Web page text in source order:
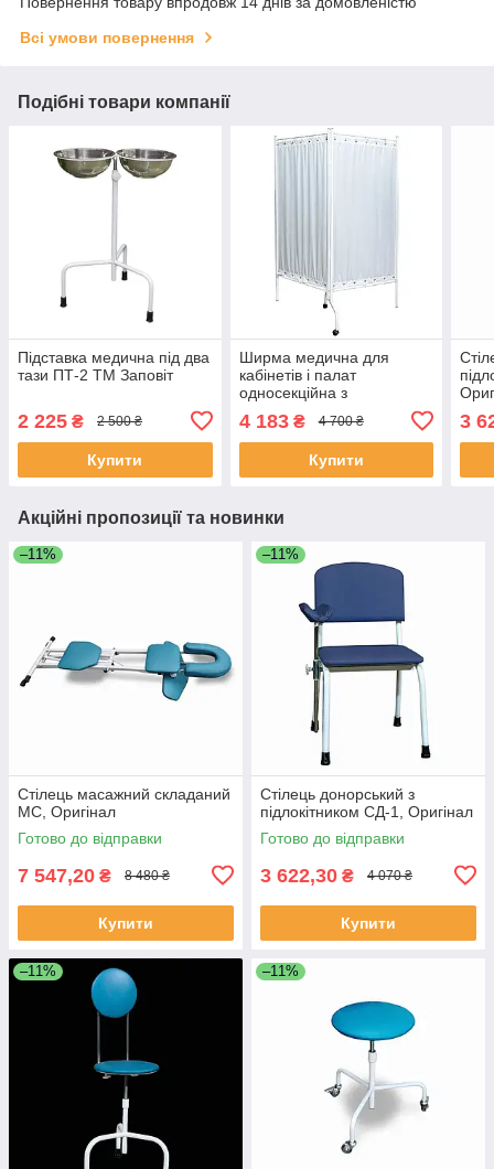
Всі умови повернення
Подібні товари компанії
Підставка медична під два
тази ПТ-2 ТМ Заповіт
2 225 ₴ 2 500 ₴
Купити
Ширма медична для
кабінетів і палат
односекційна з
Заповіт
4 183₴ 4 700 ₴
Купити
3
Акційні пропозиції та новинки
–11%
Стілець масажний складаний
МС, Оригінал
Готово до відправки
7 547,20 ₴ 8 480 ₴
Купити
–11%
Стілець донорський з
підлокітником СД-1, Оригінал
Готово до відправки
3 622,30 ₴ 4 070 ₴
Купити
–11% –11%